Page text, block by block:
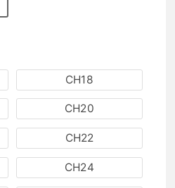
CH18
CH20
CH22
CH24